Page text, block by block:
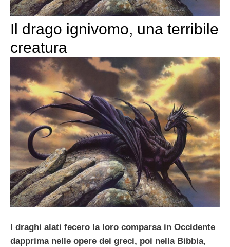
Il drago ignivomo, una terribile
creatura
I draghi alati fecero la loro comparsa in Occidente
dapprima nelle opere dei greci, poi nella Bibbia,